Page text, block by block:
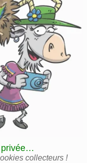
privée…
collecteurs !